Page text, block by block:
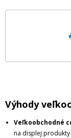
Výhody
Veľkoobchodné
na displej produkty